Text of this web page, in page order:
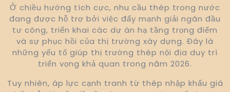
Ở chiều hướng tích cực, nhu cầu thép trong nước
đang được hỗ trợ bởi việc đẩy mạnh giải ngân đầu
tư công, triển khai các dự án hạ tầng trọng điểm
và sự phục hồi của thị trường xây dựng. Đây là
những yếu tố giúp thị trường thép nội địa duy trì
triển vọng khả quan trong năm 2026.
Tuy nhiên, áp lực cạnh tranh từ thép nhập khẩu giá